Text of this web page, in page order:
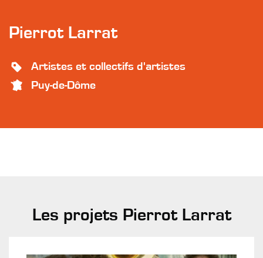
Pierrot Larrat
Artistes et collectifs d'artistes
Puy-de-Dôme
Les projets Pierrot Larrat